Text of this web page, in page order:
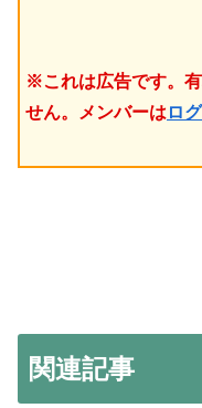
※これは広告です。
せん。メンバーは ロ
関連記事